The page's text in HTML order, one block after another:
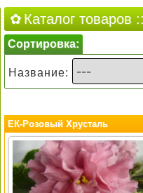
Каталог товаров
Сортировка:
Название:
ЕК-Розовый Хрусталь